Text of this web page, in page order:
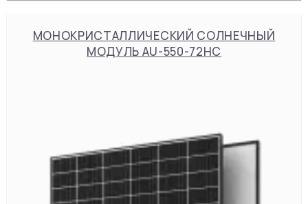
МОНОКРИСТАЛЛИЧЕСКИЙ СОЛНЕЧНЫЙ
МОДУЛЬ AU-550-72HC